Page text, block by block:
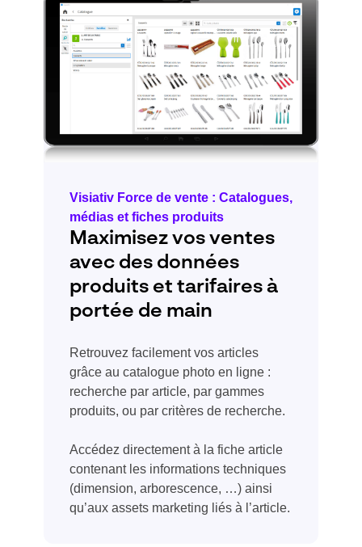
Visiativ Force de vente : Catalogues,
médias et fiches produits
Maximisez vos ventes
avec des données
produits et tarifaires à
portée de main
Retrouvez facilement vos articles
grâce au catalogue photo en ligne :
recherche par article, par gammes
produits, ou par critères de recherche.
Accédez directement à la fiche article
contenant les informations techniques
(dimension, arborescence, …) ainsi
qu’aux assets marketing liés à l’article.